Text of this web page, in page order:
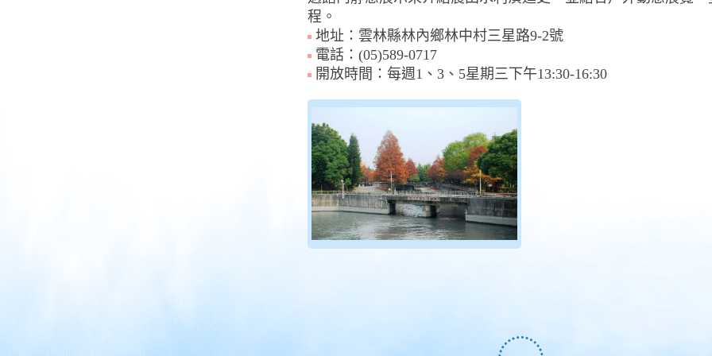
程。
地址：雲林縣林內鄉林中村三星路9-2號
電話：(05)589-0717
開放時間：每週1、3、5星期三下午13:30-16:30